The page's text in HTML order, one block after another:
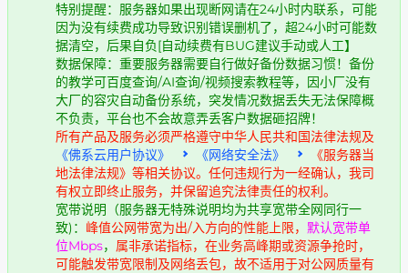
特别提醒：服务器如果出现断网请在24小时内联系，可能
因为没有续费成功导致识别错误删机了，超24小时可能数
据清空，后果自负[自动续费有BUG建议手动或人工】
数据保障：重要服务器需要自行做好备份数据习惯！备份
的教学可百度查询/AI查询/视频搜索教程等，因小厂没有
大厂的容灾自动备份系统，突发情况数据丢失无法保障概
不负责，平台也不会故意弄丢客户数据砸招牌！
所有产品及服务必须严格遵守中华人民共和国法律法规及
《佛系云用户协议》
《网络安全法》
《服务器当
地法律法规》等相关协议。任何违规行为一经确认，我司
有权立即终止服务，并保留追究法律责任的权利。
宽带说明（服务器无特殊说明均为共享宽带全网同行一
致)： 峰值公网带宽为出/入方向的性能上限， 默认宽带单
位Mbps， 属非承诺指标，在业务高峰期或资源争抢时，
可能触发带宽限制及网络丢包，故不适用于对公网质量有